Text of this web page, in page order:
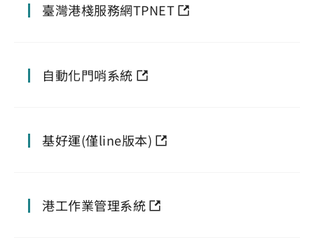
臺灣港棧服務網TPNET
自動化門哨系統
基好運(僅line版本)
港工作業管理系統